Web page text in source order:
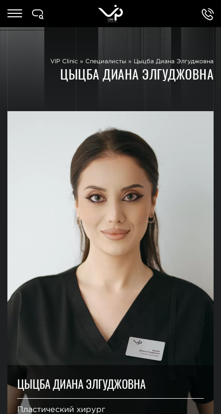
VIP Clinic » Специалисты » Цыцба Диана Элгуджовна
ЦЫЦБА ДИАНА ЭЛГУДЖОВНА
ЦЫЦБА ДИАНА ЭЛГУДЖОВНА
Пластический хирург